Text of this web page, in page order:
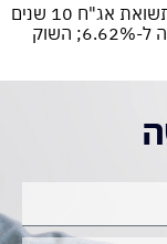
וול סטריט בירידות על רקע מתיחות עם איראן; תשואת אג"ח 10 שנים
זינקה ל-4.45% וריבית משכנתא 30 שנה עלתה ל-6.62%; השוק